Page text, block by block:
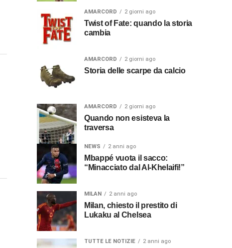
AMARCORD 2 giorni ago
Twist of Fate: quando la storia
cambia
AMARCORD 2 giorni ago
Storia delle scarpe da calcio
AMARCORD 2 giorni ago
Quando non esisteva la
traversa
NEWS 2 anni ago
Mbappé vuota il sacco:
“Minacciato dal Al-Khelaifi!”
MILAN 2 anni ago
Milan, chiesto il prestito di
Lukaku al Chelsea
TUTTE LE NOTIZIE 2 anni ago